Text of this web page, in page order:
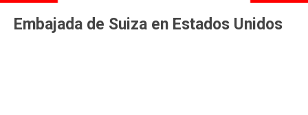
Embajada de Suiza en Estados Unidos